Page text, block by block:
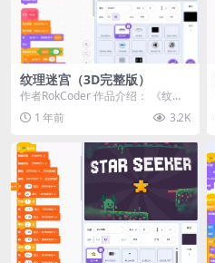
纹理迷宫（3D完整版）
作者RokCoder 作品介绍： 《纹理
迷宫》是一款充满挑战的迷宫探险
游戏，玩家...
1 年前 3.2K